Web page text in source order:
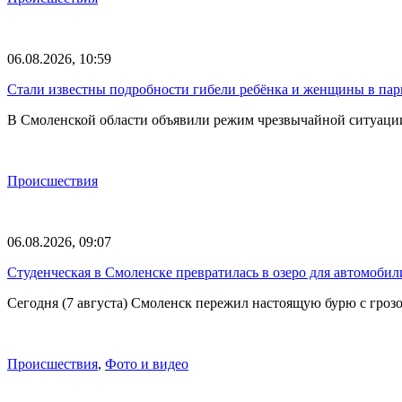
06.08.2026, 10:59
Стали известны подробности гибели ребёнка и женщины в
В Смоленской области объявили режим чрезвычайной
Происшествия
06.08.2026, 09:07
Студенческая в Смоленске превратилась в озеро для
Сегодня (7 августа) Смоленск пережил настоящую бурю с
Происшествия, Фото и видео